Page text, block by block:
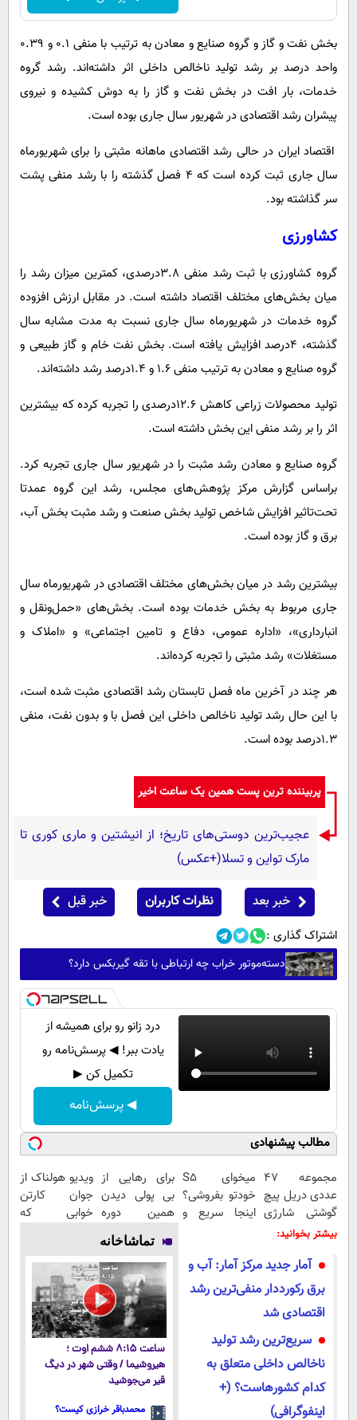
بخش نفت و گاز و گروه صنایع و معادن به ترتیب با منفی ۰.۱ و ۰.۳۹
واحد درصد بر رشد تولید ناخالص داخلی اثر داشته‌اند. رشد گروه
خدمات، بار افت در بخش نفت و گاز را به دوش کشیده و نیروی
پیشران رشد اقتصادی در شهریور سال جاری بوده است.
اقتصاد ایران در حالی رشد اقتصادی ماهانه مثبتی را برای شهریورماه
سال جاری ثبت کرده است که ۴ فصل گذشته را با رشد منفی پشت
‌سر گذاشته بود.
کشاورزی
گروه کشاورزی با ثبت رشد منفی 3.8درصدی، کمترین میزان رشد را
میان بخش‌های مختلف اقتصاد داشته است. در مقابل ارزش افزوده
گروه خدمات در شهریورماه سال جاری نسبت به مدت مشابه سال
گذشته، 4درصد افزایش یافته است. بخش نفت خام و گاز طبیعی و
گروه صنایع و معادن به ترتیب منفی 1.6 و 1.4درصد رشد داشته‌اند.
تولید محصولات زراعی کاهش 12.6درصدی را تجربه کرده که بیشترین
اثر را بر رشد منفی این بخش داشته است.
گروه صنایع و معادن رشد مثبت را در شهریور سال جاری تجربه کرد.
براساس گزارش مرکز پژوهش‌های مجلس، رشد این گروه عمدتا
تحت‌تاثیر افزایش شاخص تولید بخش صنعت و رشد مثبت بخش آب،
برق و گاز بوده است.
بیشترین رشد در میان بخش‌های مختلف اقتصادی در شهریورماه سال
جاری مربوط به بخش خدمات بوده است. بخش‌های «حمل‌ونقل و
انبارداری»، «اداره عمومی، دفاع و تامین اجتماعی» و «املاک و
مستغلات» رشد مثبتی را تجربه‌ کرده‌اند.
هر چند در آخرین ماه فصل تابستان رشد اقتصادی مثبت شده است،
با این حال رشد تولید ناخالص داخلی این فصل با و بدون نفت، منفی
۱.۳درصد بوده است.
پربیننده ترین پست همین یک ساعت اخیر
عجیب‌ترین دوستی‌های تاریخ؛ از انیشتین و ماری کوری تا
مارک تواین و تسلا(+عکس)
خبر بعد نظرات کاربران خبر قبل
اشتراک گذاری :
دسته‌موتور خراب چه ارتباطی با تقه گیربکس دارد؟
درد زانو رو برای همیشه از
یادت ببر! ◀ پرسش‌نامه رو
تکمیل کن ▶
◀ پرسش‌نامه
مطالب پیشنهادی
مجموعه 47
عددی دریل پیچ
گوشتی شارژی
(قیمت
میخوای S5
خودتو بفروشی؟
اینجا سریع و
برای رهایی از
بی پولی دیدن
همین دوره
رایگان کافیه!
(شمارتو وارد
کن)
ویدیو هولناک از
جوان کارتن
خوابی که
بیشتر بخوانید:
آمار جدید مرکز آمار: آب و
برق رکورددار منفی‌ترین رشد
اقتصادی شد
سریع‌ترین رشد تولید
ناخالص داخلی متعلق به
کدام کشورهاست؟ (+
اینفوگرافی)
تماشاخانه
ساعت ۸:۱۵ ششم اوت ؛
هیروشیما / وقتی شهر در دیگ
قیر می‌جوشید
محمدباقر خرازی کیست؟